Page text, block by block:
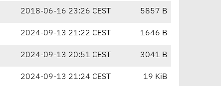
2018-06-16 23:26 CEST 5857 B
2024-09-13 21:22 CEST 1646 B
2024-09-13 20:51 CEST 3041 B
2024-09-13 21:24 CEST 19 KiB